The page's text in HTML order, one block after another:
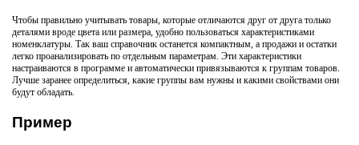
Чтобы правильно учитывать товары, которые отличаются друг от друга только
деталями вроде цвета или размера, удобно пользоваться характеристиками
номенклатуры. Так ваш справочник останется компактным, а продажи и остатки
легко проанализировать по отдельным параметрам. Эти характеристики
настраиваются в программе и автоматически привязываются к группам товаров.
Лучше заранее определиться, какие группы вам нужны и какими свойствами они
будут обладать.
Пример